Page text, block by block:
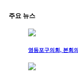
주요 뉴스
영등포구의회, 본회